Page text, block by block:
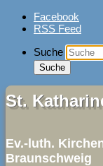
Skip
Facebook
RSS Feed
Suche
St.
Ev.-luth.
Braunschweig